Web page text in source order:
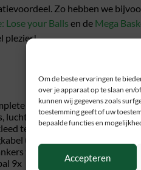
Om de beste ervaringen te
over je apparaat op te slaan en/
kunnen wij gegevens zoals
toestemming geeft of uw
bepaalde functies en
Accepteren
Zo hebben we
Lose your Balls en de Mega
plezier!
kussen
luchtpompen
ter bescherming
(haspel, verlengde
voor vastzetten toestel
9x